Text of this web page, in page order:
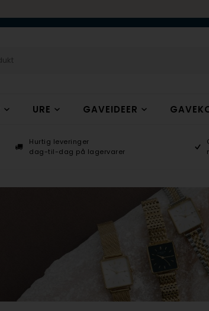
URE GAVEIDEER
Hurtig leveringer
dag-til-dag på lagervarer